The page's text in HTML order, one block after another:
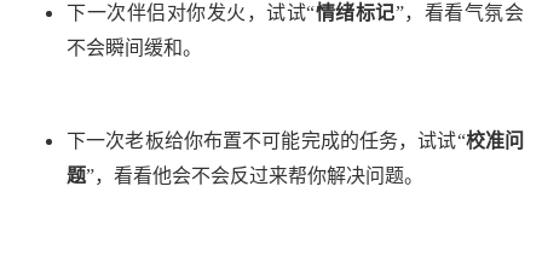
下一次伴侣对你发火，试试“情绪标记”，看看气氛会
不会瞬间缓和。
下一次老板给你布置不可能完成的任务，试试“校准问
题”，看看他会不会反过来帮你解决问题。